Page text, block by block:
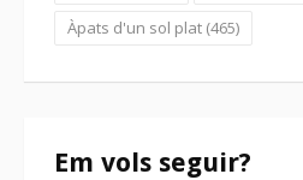
Àpats d'un sol plat (465)
Em vols seguir?